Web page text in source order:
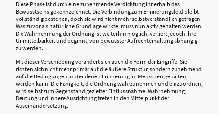
Diese Phase ist durch eine zunehmende Verdichtung innerhalb des
Bewusstseins gekennzeichnet. Die Verbindung zum Erinnerungsfeld bleibt
vollständig bestehen, doch sie wird nicht mehr selbstverständlich getragen.
Was zuvor als natürliche Grundlage wirkte, muss nun aktiv gehalten werden.
Die Wahrnehmung der Ordnung ist weiterhin möglich, verliert jedoch ihre
Unmittelbarkeit und beginnt, von bewusster Aufrechterhaltung abhängig
zu werden.
Mit dieser Verschiebung verändert sich auch die Form der Eingriffe. Sie
richten sich nicht mehr primär auf die äußere Struktur, sondern zunehmend
auf die Bedingungen, unter denen Erinnerung im Menschen gehalten
werden kann. Die Fähigkeit, die Ordnung wahrzunehmen und einzuordnen,
wird selbst zum Gegenstand gezielter Einflussnahme. Wahrnehmung,
Deutung und innere Ausrichtung treten in den Mittelpunkt der
Auseinandersetzung.